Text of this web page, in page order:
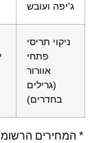
ג'יפה ועובש
ניקוי תריסי
פתחי
אוורור
(גרילים
בחדרים)
* המחירים